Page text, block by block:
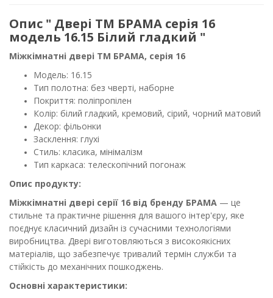
Опис " Двері ТМ БРАМА серія 16
модель 16.15 Білий гладкий "
Міжкімнатні двері ТМ БРАМА, серія 16
Модель: 16.15
Тип полотна: без чверті, наборне
Покриття: поліпропілен
Колір: білий гладкий, кремовий, сірий, чорний матовий
Декор: фільонки
Засклення: глухі
Стиль: класика, мінімалізм
Тип каркаса: телескопічний погонаж
Опис продукту:
Міжкімнатні двері серії 16 від бренду БРАМА — це
стильне та практичне рішення для вашого інтер'єру, яке
поєднує класичний дизайн із сучасними технологіями
виробництва. Двері виготовляються з високоякісних
матеріалів, що забезпечує тривалий термін служби та
стійкість до механічних пошкоджень.
Основні характеристики: